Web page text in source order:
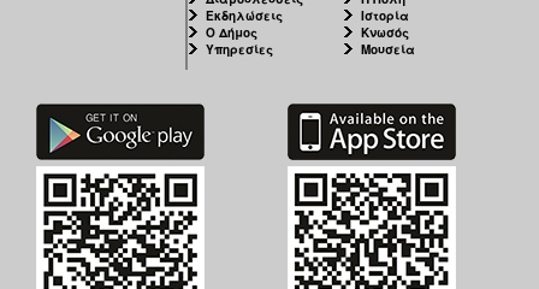
Εκδηλώσεις
Ο Δήμος
Υπηρεσίες
Ιστορία
Κνωσός
Μουσεία